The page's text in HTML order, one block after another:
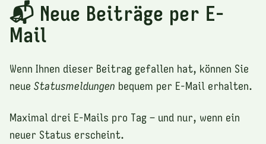
📬 Neue Beiträge per E-
Mail
Wenn Ihnen dieser Beitrag gefallen hat, können Sie
neue Statusmeldungen bequem per E-Mail erhalten.
Maximal drei E-Mails pro Tag – und nur, wenn ein
neuer Status erscheint.